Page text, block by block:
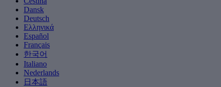
Dansk
Deutsch
Ελληνικά
Español
Français
한국어
Italiano
Nederlands
日本語